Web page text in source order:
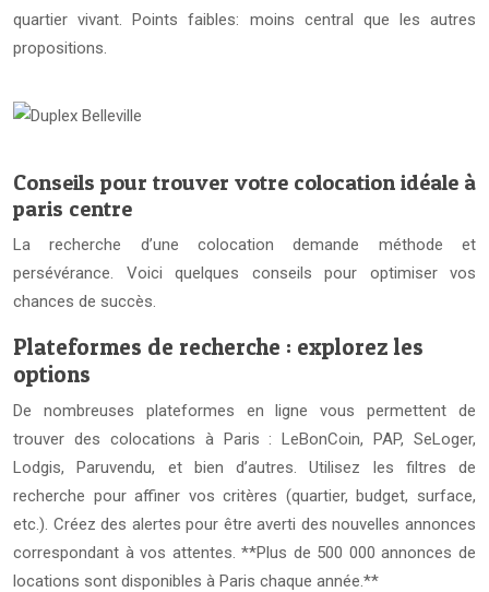
quartier vivant. Points faibles: moins central que les autres
propositions.
Conseils pour trouver votre colocation idéale à
paris centre
La recherche d’une colocation demande méthode et
persévérance. Voici quelques conseils pour optimiser vos
chances de succès.
Plateformes de recherche : explorez les
options
De nombreuses plateformes en ligne vous permettent de
trouver des colocations à Paris : LeBonCoin, PAP, SeLoger,
Lodgis, Paruvendu, et bien d’autres. Utilisez les filtres de
recherche pour affiner vos critères (quartier, budget, surface,
etc.). Créez des alertes pour être averti des nouvelles annonces
correspondant à vos attentes. **Plus de 500 000 annonces de
locations sont disponibles à Paris chaque année.**